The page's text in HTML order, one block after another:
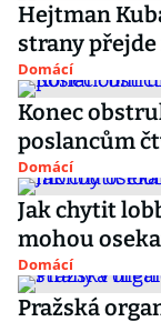
Hejtman
strany
Domácí
Konec
poslancům
Domácí
Jak chytit
mohou
Domácí
Pražská